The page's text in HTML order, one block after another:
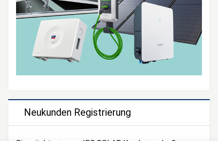
Neukunden Registrierung